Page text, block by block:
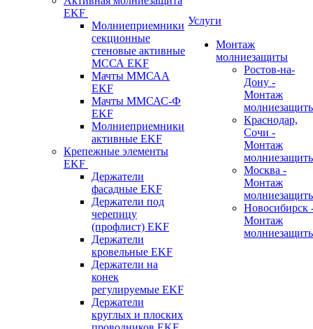
EKF
Молниеприемники
секционные
стеновые активные
МССА EKF
Мачты ММСАА
EKF
Мачты ММСАС-Ф
EKF
Молниеприемники
активные EKF
Крепежные элементы
EKF
Держатели
фасадные EKF
Держатели под
черепицу
(профлист) EKF
Держатели
кровельные EKF
Держатели на
конек
регулируемые EKF
Держатели
круглых и плоских
Услуги
Монтаж
молниезащиты
Ростов-на-
Дону -
Монтаж
Краснодар,
Сочи -
Монтаж
Москва -
Монтаж
Новосибирск
Монтаж